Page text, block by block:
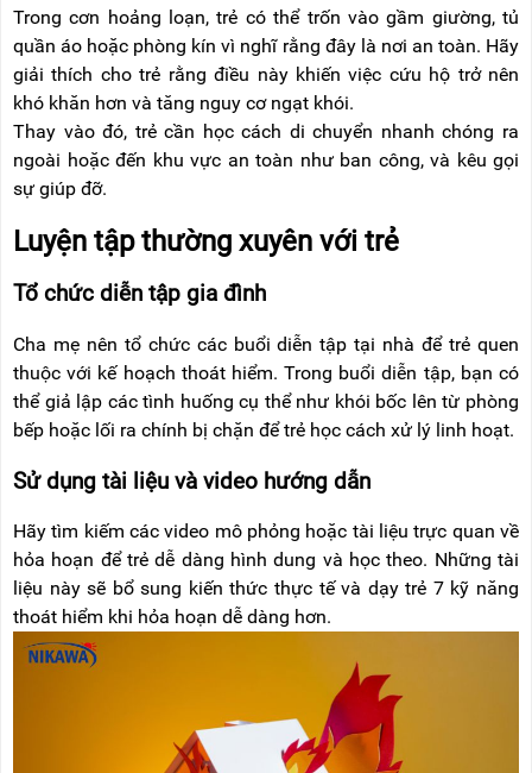
Trong cơn hoảng loạn, trẻ có thể trốn vào gầm giường, tủ
quần áo hoặc phòng kín vì nghĩ rằng đây là nơi an toàn. Hãy
giải thích cho trẻ rằng điều này khiến việc cứu hộ trở nên
khó khăn hơn và tăng nguy cơ ngạt khói.
Thay vào đó, trẻ cần học cách di chuyển nhanh chóng ra
ngoài hoặc đến khu vực an toàn như ban công, và kêu gọi
sự giúp đỡ.
Luyện tập thường xuyên với trẻ
Tổ chức diễn tập gia đình
Cha mẹ nên tổ chức các buổi diễn tập tại nhà để trẻ quen
thuộc với kế hoạch thoát hiểm. Trong buổi diễn tập, bạn có
thể giả lập các tình huống cụ thể như khói bốc lên từ phòng
bếp hoặc lối ra chính bị chặn để trẻ học cách xử lý linh hoạt.
Sử dụng tài liệu và video hướng dẫn
Hãy tìm kiếm các video mô phỏng hoặc tài liệu trực quan về
hỏa hoạn để trẻ dễ dàng hình dung và học theo. Những tài
liệu này sẽ bổ sung kiến thức thực tế và dạy trẻ 7 kỹ năng
thoát hiểm khi hỏa hoạn dễ dàng hơn.